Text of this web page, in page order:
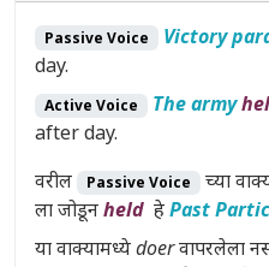
Passive Voice Victory
day.
Active Voice The army
after day.
वरील
Passive Voice च्या
ला जोडूनheld हेPast
या वाक्यामध्येdoerवापरलेला